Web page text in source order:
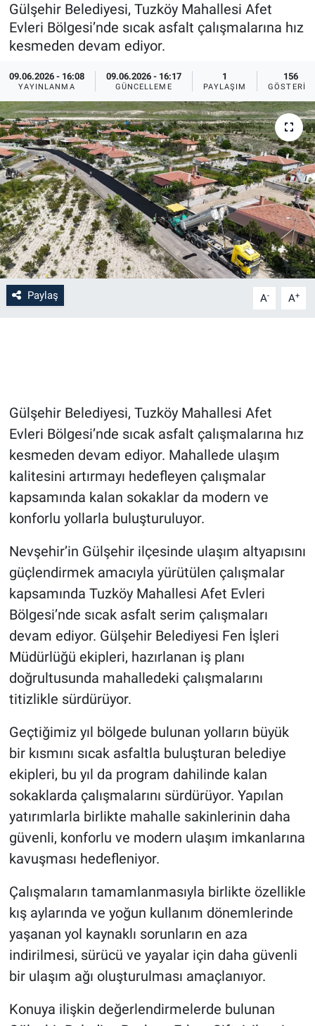
Gülşehir Belediyesi, Tuzköy Mahallesi Afet
Evleri Bölgesi’nde sıcak asfalt çalışmalarına hız
kesmeden devam ediyor.
09.06.2026 - 16:08
YAYINLANMA
09.06.2026 - 16:17
GÜNCELLEME
1
PAYLAŞIM
156
GÖSTERIM
Paylaş A- A+
Gülşehir Belediyesi, Tuzköy Mahallesi Afet
Evleri Bölgesi’nde sıcak asfalt çalışmalarına hız
kesmeden devam ediyor. Mahallede ulaşım
kalitesini artırmayı hedefleyen çalışmalar
kapsamında kalan sokaklar da modern ve
konforlu yollarla buluşturuluyor.
Nevşehir’in Gülşehir ilçesinde ulaşım altyapısını
güçlendirmek amacıyla yürütülen çalışmalar
kapsamında Tuzköy Mahallesi Afet Evleri
Bölgesi’nde sıcak asfalt serim çalışmaları
devam ediyor. Gülşehir Belediyesi Fen İşleri
Müdürlüğü ekipleri, hazırlanan iş planı
doğrultusunda mahalledeki çalışmalarını
titizlikle sürdürüyor.
Geçtiğimiz yıl bölgede bulunan yolların büyük
bir kısmını sıcak asfaltla buluşturan belediye
ekipleri, bu yıl da program dahilinde kalan
sokaklarda çalışmalarını sürdürüyor. Yapılan
yatırımlarla birlikte mahalle sakinlerinin daha
güvenli, konforlu ve modern ulaşım imkanlarına
kavuşması hedefleniyor.
Çalışmaların tamamlanmasıyla birlikte özellikle
kış aylarında ve yoğun kullanım dönemlerinde
yaşanan yol kaynaklı sorunların en aza
indirilmesi, sürücü ve yayalar için daha güvenli
bir ulaşım ağı oluşturulması amaçlanıyor.
Konuya ilişkin değerlendirmelerde bulunan
Sağlık
Asayiş
İlan - Duyuru- Mesaj
Yaşam
Sağlık
Eğitim
Kültür
3.Sayfa
Röportaj
Kayseri
Niğde
Aksaray
Kırşehir
Yerel
Genel
Asayiş
Kültür - Sanat
Politika
Magazin
Çevre
Haberde İnsan
İlan - Duyuru- Mesaj